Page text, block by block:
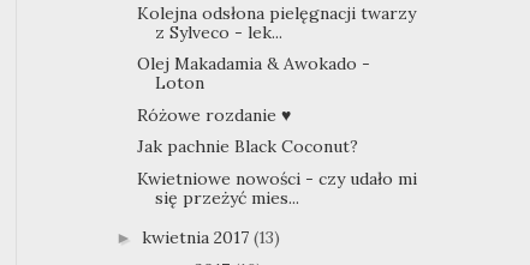
Kolejna odsłona pielęgnacji twarzy
z Sylveco - lek...
Olej Makadamia & Awokado -
Loton
Różowe rozdanie ♥
Jak pachnie Black Coconut?
Kwietniowe nowości - czy udało mi
się przeżyć mies...
► kwietnia 2017 (13)